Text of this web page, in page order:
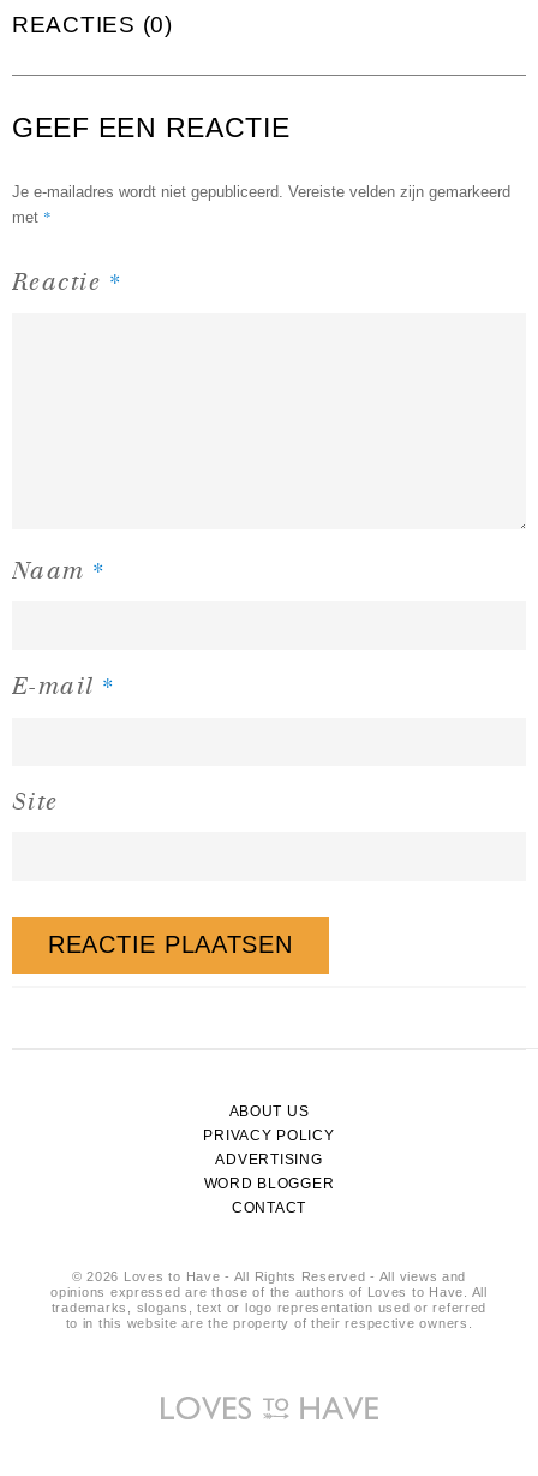
REACTIES (0)
GEEF EEN REACTIE
Je e-mailadres wordt niet gepubliceerd. Vereiste velden zijn gemarkeerd
met *
Reactie *
Naam *
E-mail *
Site
ABOUT US
PRIVACY POLICY
ADVERTISING
WORD BLOGGER
CONTACT
© 2026 Loves to Have - All Rights Reserved - All views and
opinions expressed are those of the authors of Loves to Have. All
trademarks, slogans, text or logo representation used or referred
to in this website are the property of their respective owners.